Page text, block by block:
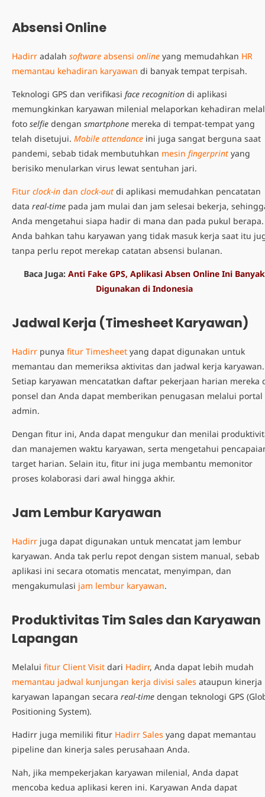
Absensi Online
Hadirr adalah software absensi online yang memudahkan HR
memantau kehadiran karyawan di banyak tempat terpisah.
Teknologi GPS dan verifikasi face recognition di aplikasi
memungkinkan karyawan milenial melaporkan kehadiran
foto selfie dengan smartphone mereka di tempat-tempat yang
telah disetujui. Mobile attendance ini juga sangat berguna saat
pandemi, sebab tidak membutuhkan mesin fingerprint yang
berisiko menularkan virus lewat sentuhan jari.
Fitur clock-in dan clock-out di aplikasi memudahkan pencatatan
data real-time pada jam mulai dan jam selesai bekerja,
Anda mengetahui siapa hadir di mana dan pada pukul berapa.
Anda bahkan tahu karyawan yang tidak masuk kerja saat itu
tanpa perlu repot merekap catatan absensi bulanan.
Baca Juga: Anti Fake GPS, Aplikasi Absen Online Ini Banyak
Digunakan di Indonesia
Jadwal Kerja (Timesheet Karyawan)
Hadirr punya fitur Timesheet yang dapat digunakan untuk
memantau dan memeriksa aktivitas dan jadwal kerja karyawan.
Setiap karyawan mencatatkan daftar pekerjaan harian mereka
ponsel dan Anda dapat memberikan penugasan melalui portal
admin.
Dengan fitur ini, Anda dapat mengukur dan menilai
dan manajemen waktu karyawan, serta mengetahui
target harian. Selain itu, fitur ini juga membantu memonitor
proses kolaborasi dari awal hingga akhir.
Jam Lembur Karyawan
Hadirr juga dapat digunakan untuk mencatat jam lembur
karyawan. Anda tak perlu repot dengan sistem manual, sebab
aplikasi ini secara otomatis mencatat, menyimpan, dan
mengakumulasi jam lembur karyawan.
Produktivitas Tim Sales dan Karyawan
Lapangan
Melalui fitur Client Visit dari Hadirr, Anda dapat lebih mudah
memantau jadwal kunjungan kerja divisi sales ataupun kinerja
karyawan lapangan secara real-time dengan teknologi GPS
Positioning System).
Hadirr juga memiliki fitur Hadirr Sales yang dapat memantau
pipeline dan kinerja sales perusahaan Anda.
Nah, jika mempekerjakan karyawan milenial, Anda dapat
mencoba kedua aplikasi keren ini. Karyawan Anda dapat